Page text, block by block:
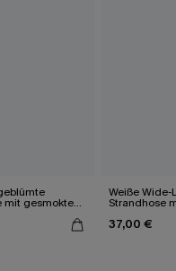
mit gesmoktem
Weiße Wide-
Strandhose
37,00 €